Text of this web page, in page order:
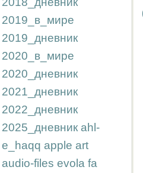
2019_в_мире
2019_дневник
2020_в_мире
2020_дневник
2021_дневник
2022_дневник
2025_дневник ahl-
e_haqq apple art
audio-files evola fa